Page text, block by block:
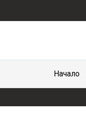
Начало